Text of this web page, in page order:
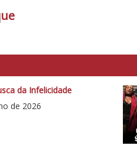
da Infelicidade
de 2026